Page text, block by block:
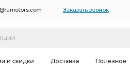
Заказать звонок
и скидки Доставка Полезное